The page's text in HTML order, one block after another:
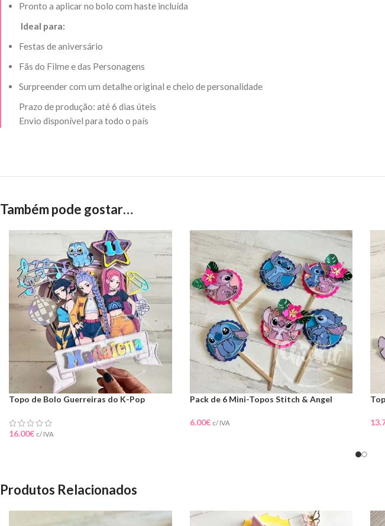
Pronto a aplicar no bolo com haste incluída
Ideal para:
Festas de aniversário
Fãs do Filme e das Personagens
Surpreender com um detalhe original e cheio de personalidade
Prazo de produção: até 6 dias úteis
Envio disponível para todo o país
Também pode gostar…
Topo de Bolo Guerreiras do K-Pop
16.00€ c/ IVA
Pack de 6 Mini-Topos Stitch & Angel
6.00€ c/ IVA
Produtos Relacionados